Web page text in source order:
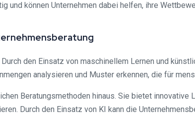
und können Unternehmen dabei helfen, ihre
den Einsatz von maschinellem Lernen und
analysieren und Muster erkennen, die für
Beratungsmethoden hinaus. Sie bietet innovative
Durch den Einsatz von KI kann die